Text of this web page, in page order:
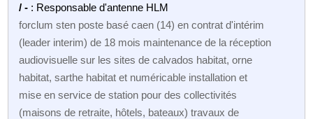
/ - : Responsable d'antenne HLM
forclum sten poste basé caen (14) en contrat d'intérim
(leader interim) de 18 mois maintenance de la réception
audiovisuelle sur les sites de calvados habitat, orne
habitat, sarthe habitat et numéricable installation et
mise en service de station pour des collectivités
(maisons de retraite, hôtels, bateaux) travaux de